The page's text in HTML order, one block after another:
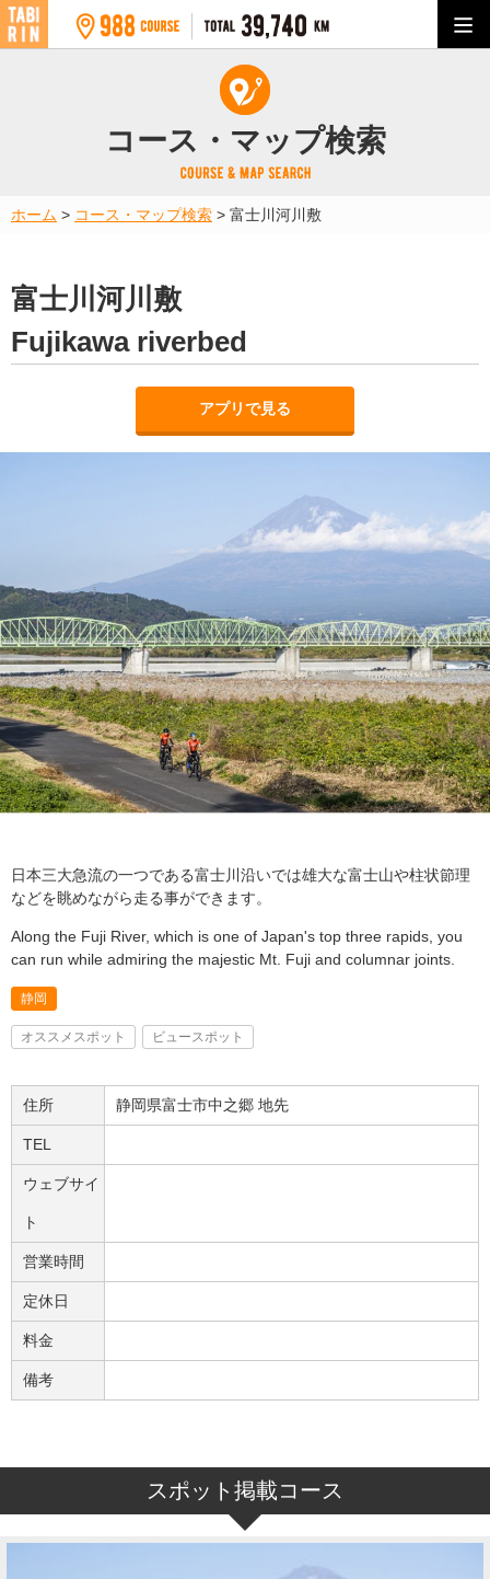
コース・マップ検索
ホーム > コース・マップ検索 > 富士川河川敷
富士川河川敷
Fujikawa riverbed
アプリで見る
日本三大急流の一つである富士川沿いでは雄大な富士山や柱状節理
などを眺めながら走る事ができます。
Along the Fuji River, which is one of Japan's top three rapids, you
can run while admiring the majestic Mt. Fuji and columnar joints.
静岡
オススメスポット ビュースポット
住所 静岡県富士市中之郷 地先
TEL
ウェブサイ
ト
営業時間
定休日
料金
備考
スポット掲載コース